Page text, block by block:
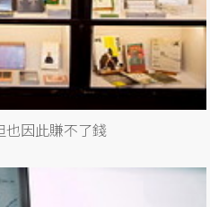
也因此賺不了錢